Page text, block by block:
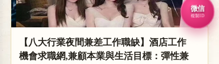
【八大行業夜間兼差工作職缺】酒店工作
機會求職網,兼顧本業與生活目標：彈性兼
微信
複製ID